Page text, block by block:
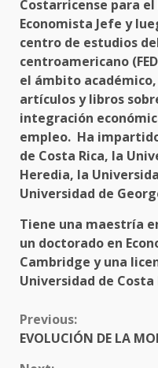
Costarricense para el
Economista Jefe y
centro de estudios
centroamericano
el ámbito
artículos y libros
integración
empleo. Ha
de Costa Rica, la
Heredia, la
Universidad de
Tiene una maestría
un doctorado en
Cambridge y una
Universidad de Costa
CONTINUE
READING
Previous:
EVOLUCIÓN DE LA